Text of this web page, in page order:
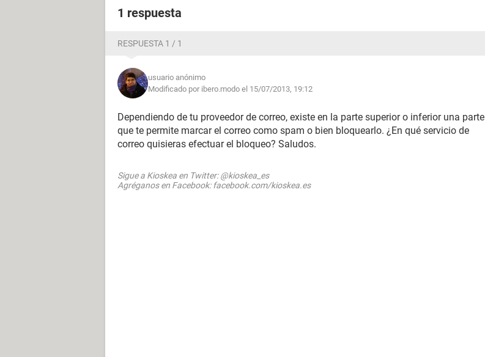
1 respuesta
RESPUESTA 1 / 1
usuario anónimo
Modificado por ibero.modo el 15/07/2013, 19:12
Dependiendo de tu proveedor de correo, existe en la parte superior o inferior una parte
que te permite marcar el correo como spam o bien bloquearlo. ¿En qué servicio de
correo quisieras efectuar el bloqueo? Saludos.
Sigue a Kioskea en Twitter: @kioskea_es
Agréganos en Facebook: facebook.com/kioskea.es